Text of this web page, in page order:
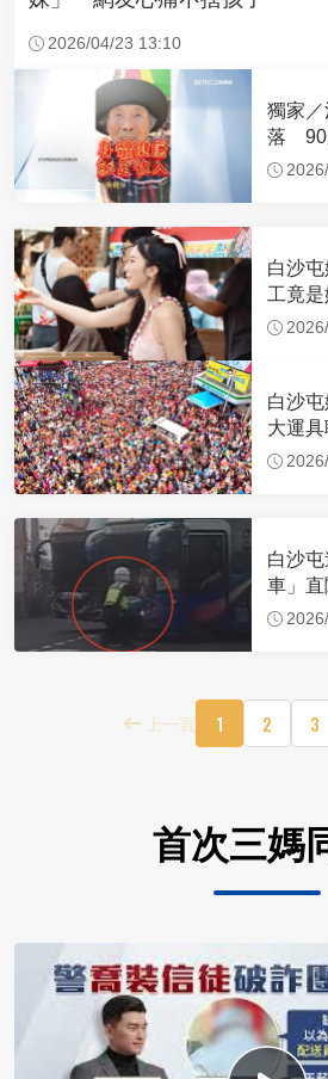
2026/04/23 13:10
獨家
落 90
幕
白沙
工竟
禮生
白沙
大運
32.1萬
白沙
車」
車：
上一頁 1 2 3
首次三媽